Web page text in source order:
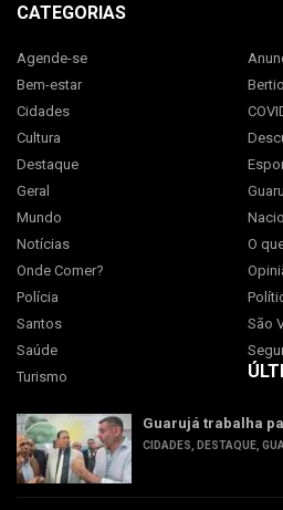
CATEGORIAS
Agende-se
Bem-estar
Cidades
Cultura
Destaque
Geral
Mundo
Notícias
O
Onde Comer?
Polícia
Santos
São
Saúde
Turismo
Guarujá trabalha
CIDADES DESTAQUE